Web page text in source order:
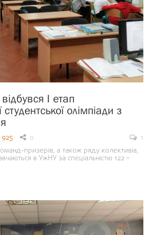
І етап
студентської олімпіади з
925 0
1
призерів, а також ряду колективів,
в УжНУ за спеціальністю 122 –